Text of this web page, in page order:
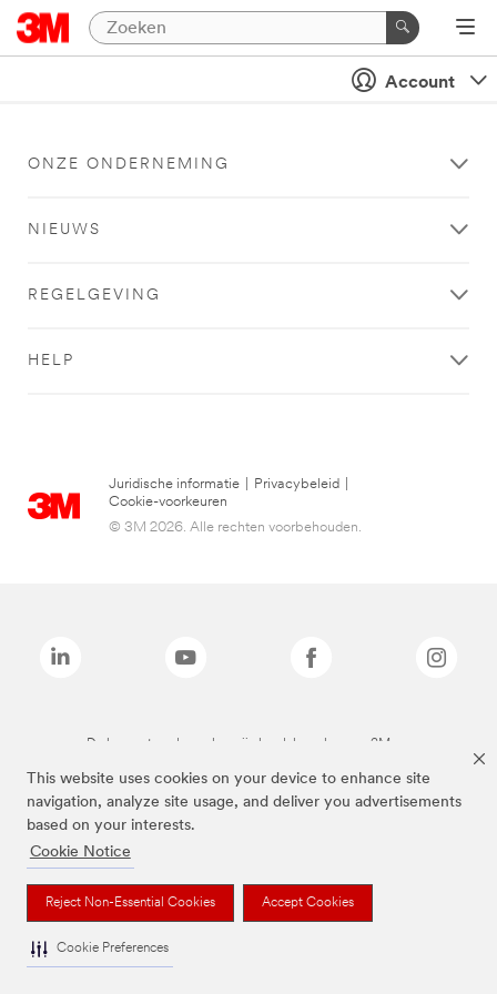
This website uses cookies on your device to enhance site
navigation, analyze site usage, and deliver you advertisements
based on your interests.
Cookie Notice
Reject Non-Essential Cookies Accept Cookies
Cookie Preferences
Account
ONZE ONDERNEMING
NIEUWS
REGELGEVING
HELP
Juridische informatie Privacybeleid
Cookie-voorkeuren
© 3M 2026. Alle rechten voorbehouden.
De bovenstaande merken zijn handelsmerken van 3M.we